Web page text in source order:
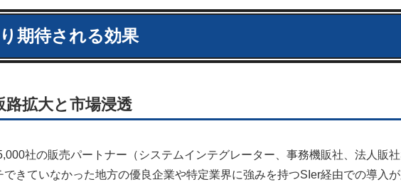
期待される効果
路拡大と市場浸透
社の販売パートナー（システムインテグレーター、事務機販社、法人販
できていなかった地方の優良企業や特定業界に強みを持つSIer経由での導入